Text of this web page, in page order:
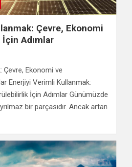
Çevre, Ekonomi
Adımlar
Çevre, Ekonomi ve
Enerjiyi Verimli Kullanmak:
İçin Adımlar Günümüzde
bir parçasıdır. Ancak artan